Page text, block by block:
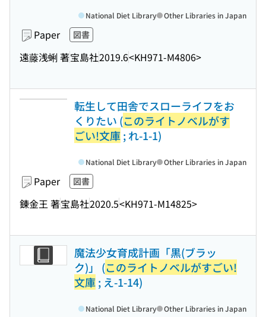
Paper 図書
遠藤浅蜊 著宝島社2019.6<KH971-M4806>
National Diet Library Other Libraries in Japan
転生して田舎でスローライフをお
くりたい (このライトノベルがす
ごい!文庫; れ-1-1)
Paper 図書
錬金王 著宝島社2020.5<KH971-M14825>
National Diet Library Other Libraries in Japan
魔法少女育成計画「黒(ブラッ
ク)」 (このライトノベルがすごい!
文庫; え-1-14)
National Diet Library Other Libraries in Japan